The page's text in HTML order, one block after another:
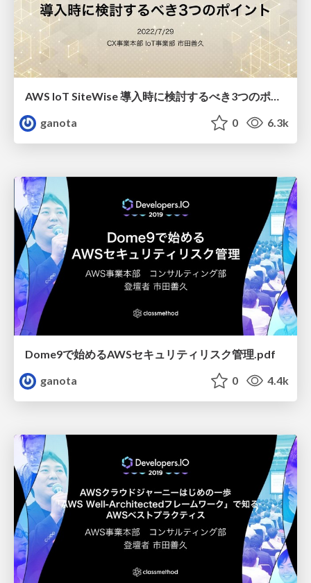
AWS IoT SiteWise 導入時に検討するべき3つのポイント
ganota
0 6.3k
Dome9で始めるAWSセキュリティリスク管理.pdf
ganota
0 4.4k